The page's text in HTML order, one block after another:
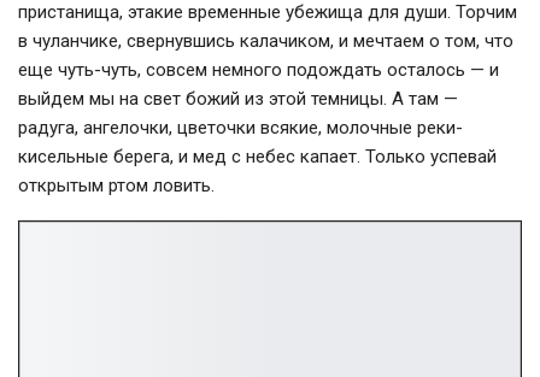
пристанища, этакие временные убежища для души. Торчим
в чуланчике, свернувшись калачиком, и мечтаем о том, что
еще чуть-чуть, совсем немного подождать осталось — и
выйдем мы на свет божий из этой темницы. А там —
радуга, ангелочки, цветочки всякие, молочные реки-
кисельные берега, и мед с небес капает. Только успевай
открытым ртом ловить.